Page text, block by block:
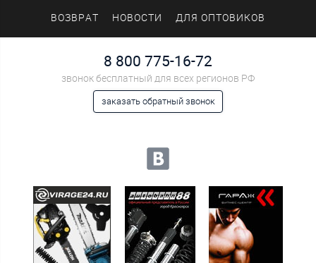
ВОЗВРАТ НОВОСТИ ДЛЯ ОПТОВИКОВ
8 800 775-16-72
звонок бесплатный для всех регионов РФ
заказать обратный звонок